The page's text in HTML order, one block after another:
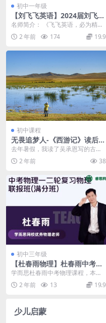
初中一年级
【刘飞飞英语】2024届刘飞飞
初一英语目标S班-2024寒假
名师简介： 《飞飞英语，必为精
品》 刘飞飞，毕业于北京大学西方
语言文学系。北京大...
2 年前 174 19.9
初中课程
无畏追梦人-《西游记》读后
感-记叙文500字 五年级作文范
去年暑假，我读了吴承恩写的古典
名著《西游记》，其中，我们学的
《猴王出世》就出自于...
2 年前 38
初中三年级
【杜春雨物理】杜春雨中考物
理一二轮复习物理联报班(满分
班)
学而思杜春雨中考物理课程，本课
程共3.57GB，VIP会员可通过百度
网盘转存下载...
2 年前 13 19.9
少儿启蒙